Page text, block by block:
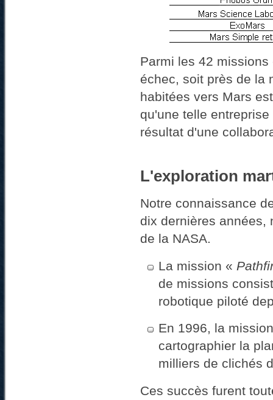
Parmi les 42
échec, soit près de la
habitées vers Mars
qu'une telle
résultat d'une
L'exploration
Notre connaissance
dix dernières années,
de la NASA.
La mission «
de missions
robotique piloté
En 1996, la
cartographier la
milliers de clichés
Ces succès furent